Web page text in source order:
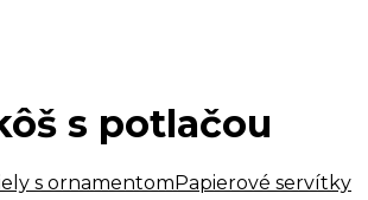
s potlačou
s ornamentom Papierové servítky